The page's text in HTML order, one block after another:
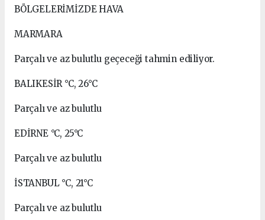
BÖLGELERİMİZDE HAVA
MARMARA
Parçalı ve az bulutlu geçeceği tahmin ediliyor.
BALIKESİR °C, 26°C
Parçalı ve az bulutlu
EDİRNE °C, 25°C
Parçalı ve az bulutlu
İSTANBUL °C, 21°C
Parçalı ve az bulutlu